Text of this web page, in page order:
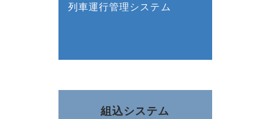
列車運行管理システム
組込システム